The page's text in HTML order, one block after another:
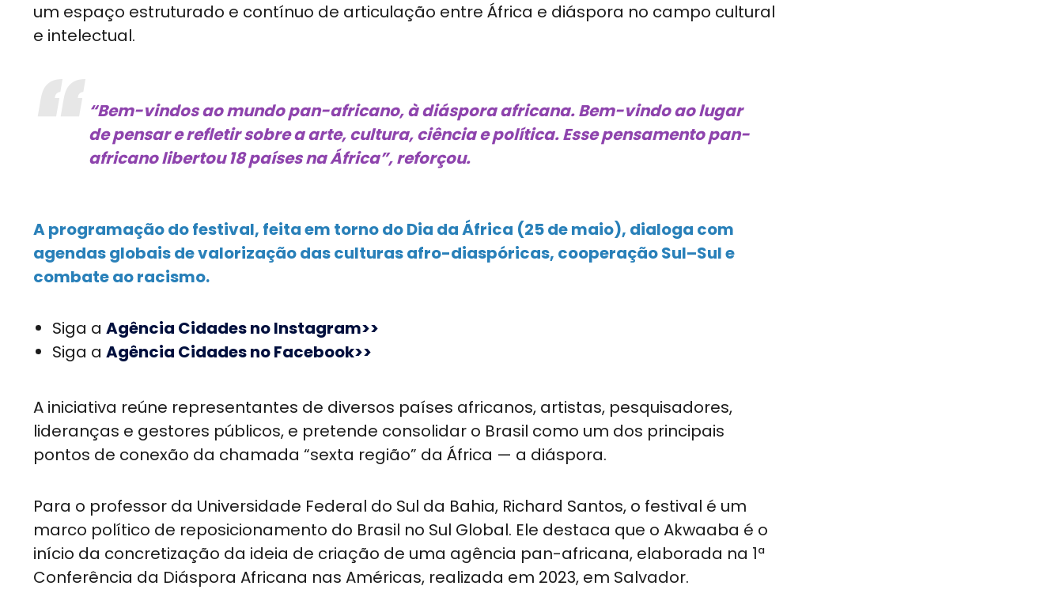
um espaço estruturado e contínuo de articulação entre África e diáspora no campo cultural
e intelectual.
“Bem-vindos ao mundo pan-africano, à diáspora africana. Bem-vindo ao lugar
de pensar e refletir sobre a arte, cultura, ciência e política. Esse pensamento pan-
africano libertou 18 países na África”, reforçou.
A programação do festival, feita em torno do Dia da África (25 de maio), dialoga com
agendas globais de valorização das culturas afro-diaspóricas, cooperação Sul–Sul e
combate ao racismo.
Siga a Agência Cidades no Instagram>>
Siga a Agência Cidades no Facebook>>
A iniciativa reúne representantes de diversos países africanos, artistas, pesquisadores,
lideranças e gestores públicos, e pretende consolidar o Brasil como um dos principais
pontos de conexão da chamada “sexta região” da África — a diáspora.
Para o professor da Universidade Federal do Sul da Bahia, Richard Santos, o festival é um
marco político de reposicionamento do Brasil no Sul Global. Ele destaca que o Akwaaba é o
início da concretização da ideia de criação de uma agência pan-africana, elaborada na 1ª
Conferência da Diáspora Africana nas Américas, realizada em 2023, em Salvador.